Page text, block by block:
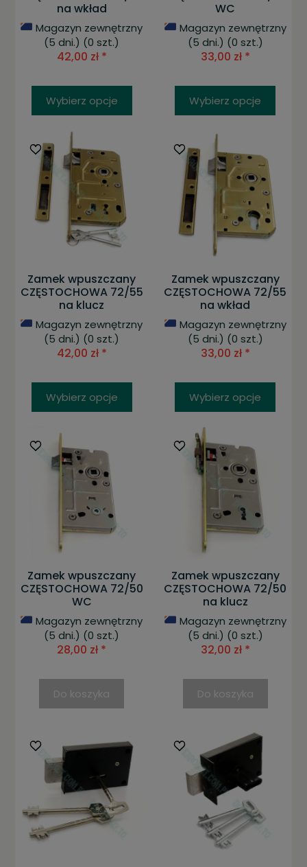
na wkład
Magazyn zewnętrzny
(5 dni.) (0 szt.)
42,00 zł *
Wybierz opcje
WC
Magazyn zewnętrzny
(5 dni.) (0 szt.)
33,00 zł *
Wybierz opcje
Zamek wpuszczany
CZĘSTOCHOWA 72/55
na klucz
Magazyn zewnętrzny
(5 dni.) (0 szt.)
42,00 zł *
Wybierz opcje
Zamek wpuszczany
CZĘSTOCHOWA 72/55
na wkład
Magazyn zewnętrzny
(5 dni.) (0 szt.)
33,00 zł *
Wybierz opcje
Zamek wpuszczany
CZĘSTOCHOWA 72/50
WC
Magazyn zewnętrzny
(5 dni.) (0 szt.)
28,00 zł *
Do koszyka
Zamek wpuszczany
CZĘSTOCHOWA 72/50
na klucz
Magazyn zewnętrzny
(5 dni.) (0 szt.)
32,00 zł *
Do koszyka